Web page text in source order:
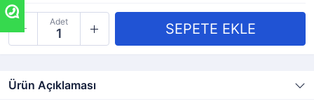
Adet
Ürün Açıklaması